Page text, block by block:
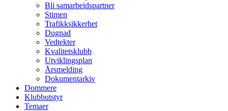
Bli samarbeidspartner
Stimen
Trafikksikkerhet
Dugnad
Vedtekter
Kvalitetsklubb
Utviklingsplan
Årsmelding
Dokumentarkiv
Dommere
Klubbutstyr
Temaer